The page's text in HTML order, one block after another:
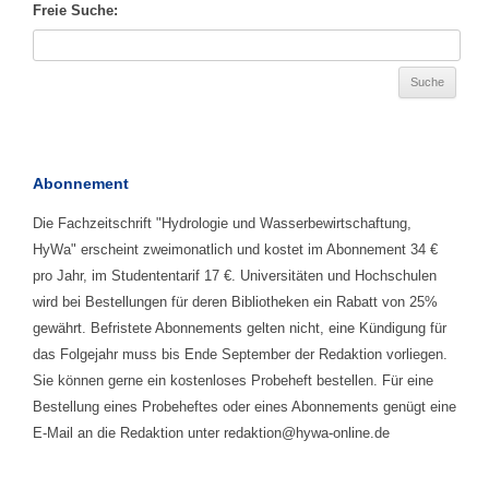
Freie Suche:
Abonnement
Die Fachzeitschrift "Hydrologie und Wasserbewirtschaftung,
HyWa" erscheint zweimonatlich und kostet im Abonnement 34 €
pro Jahr, im Studententarif 17 €. Universitäten und Hochschulen
wird bei Bestellungen für deren Bibliotheken ein Rabatt von 25%
gewährt. Befristete Abonnements gelten nicht, eine Kündigung für
das Folgejahr muss bis Ende September der Redaktion vorliegen.
Sie können gerne ein kostenloses Probeheft bestellen. Für eine
Bestellung eines Probeheftes oder eines Abonnements genügt eine
E-Mail an die Redaktion unter redaktion@hywa-online.de